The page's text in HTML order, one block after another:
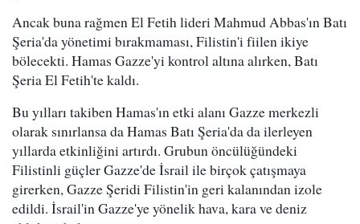
Ancak buna rağmen El Fetih lideri Mahmud Abbas'ın Batı
Şeria'da yönetimi bırakmaması, Filistin'i fiilen ikiye
bölecekti. Hamas Gazze'yi kontrol altına alırken, Batı
Şeria El Fetih'te kaldı.
Bu yılları takiben Hamas'ın etki alanı Gazze merkezli
olarak sınırlansa da Hamas Batı Şeria'da da ilerleyen
yıllarda etkinliğini artırdı. Grubun öncülüğündeki
Filistinli güçler Gazze'de İsrail ile birçok çatışmaya
girerken, Gazze Şeridi Filistin'in geri kalanından izole
edildi. İsrail'in Gazze'ye yönelik hava, kara ve deniz